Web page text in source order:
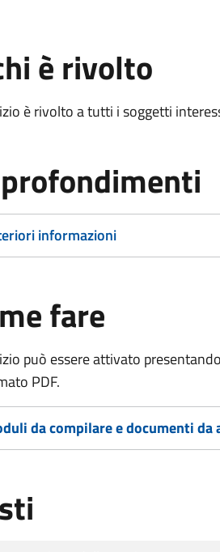
è rivolto
è rivolto a tutti i soggetti
informazioni
fare
può essere attivato
PDF.
da compilare e documenti da